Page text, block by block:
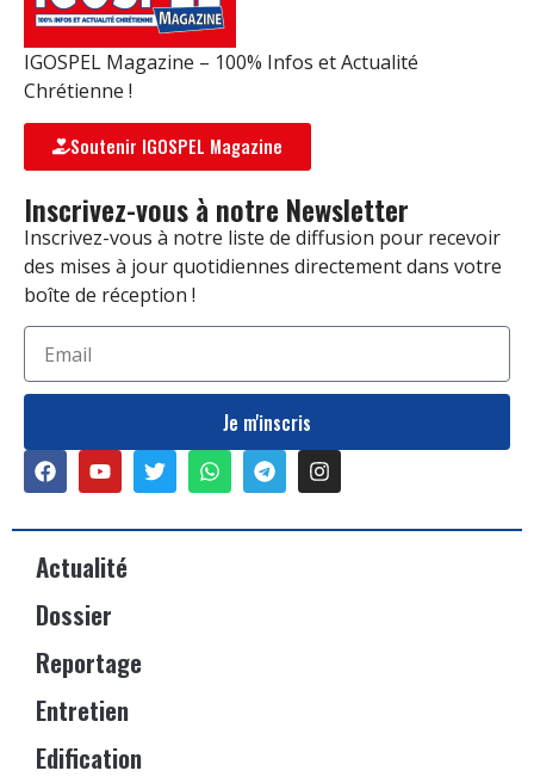
IGOSPEL Magazine – 100% Infos et Actualité
Chrétienne !
Soutenir IGOSPEL Magazine
Inscrivez-vous à notre Newsletter
Inscrivez-vous à notre liste de diffusion pour recevoir
des mises à jour quotidiennes directement dans votre
boîte de réception !
Je m'inscris
Actualité
Dossier
Reportage
Entretien
Edification